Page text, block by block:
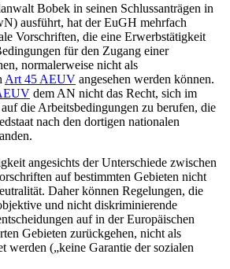
Bobek in seinen Schlussanträgen in
ausführt, hat der EuGH mehrfach
Vorschriften, die eine Erwerbstätigkeit
für den Zugang einer
normalerweise nicht als
Art 45 AEUV angesehen werden können.
dem AN nicht das Recht, sich im
die Arbeitsbedingungen zu berufen, die
nach den dortigen nationalen
angesichts der Unterschiede zwischen
auf bestimmten Gebieten nicht
Daher können Regelungen, die
und nicht diskriminierende
auf in der Europäischen
Gebieten zurückgehen, nicht als
werden („keine Garantie der sozialen